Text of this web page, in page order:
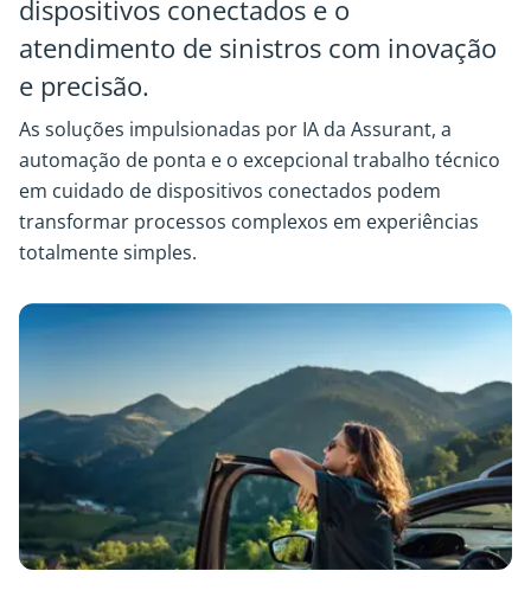
dispositivos conectados e o
atendimento de sinistros com inovação
e precisão.
As soluções impulsionadas por IA da Assurant, a
automação de ponta e o excepcional trabalho técnico
em cuidado de dispositivos conectados podem
transformar processos complexos em experiências
totalmente simples.